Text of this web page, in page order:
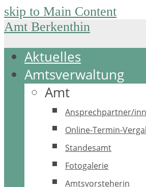
skip to Main Content
Amt Berkenthin
Aktuelles
Amtsverwaltung
Amt
Ansprechpartner/
Online-Termin-
Standesamt
Fotogalerie
Amtsvorsteherin